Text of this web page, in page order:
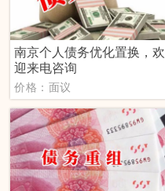
南京个人债务优化置换，欢
迎来电咨询
价格：面议